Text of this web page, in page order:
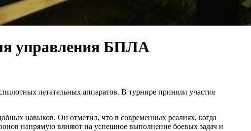
управления БПЛА
летательных аппаратов. В турнире приняли участие
навыков. Он отметил, что в современных реалиях, когда
напрямую влияют на успешное выполнение боевых задач и